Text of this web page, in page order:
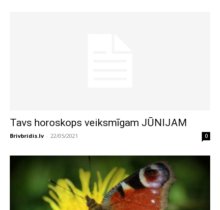
Tavs horoskops veiksmīgam JŪNIJAM
Brivbridis.lv - 22/05/2021 0